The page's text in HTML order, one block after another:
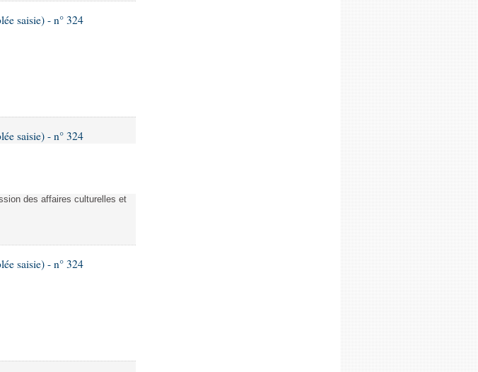
saisie) - n° 324
saisie) - n° 324
des affaires culturelles et
saisie) - n° 324